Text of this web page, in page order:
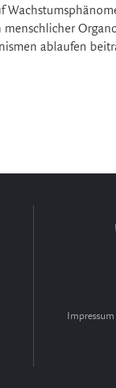
ablaufen
Impressum